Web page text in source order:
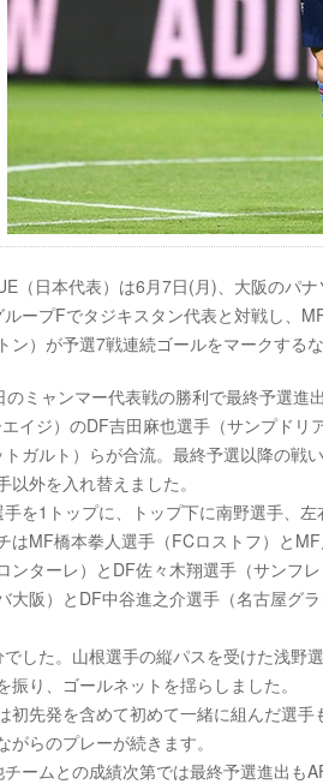
（日本代表）は6月7日(月)、大阪のパ
ープFでタジキスタン代表と対戦し、
ン）が予選7戦連続ゴールをマークする
のミャンマー代表戦の勝利で最終予選
イジ）のDF吉田麻也選手（サンプド
トガルト）らが合流。最終予選以降の
以外を入れ替えました。
を1トップに、トップ下に南野選手、
はMF橋本拳人選手（FCロストフ）と
ンターレ）とDF佐々木翔選手（サンフ
大阪）とDF中谷進之介選手（名古屋グ
した。山根選手の縦パスを受けた浅野
振り、ゴールネットを揺らしました。
初先発を含めて初めて一緒に組んだ選
がらのプレーが続きます。
ームとの成績次第では最終予選進出も